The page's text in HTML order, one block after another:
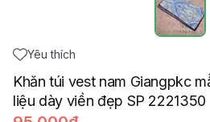
Yêu thích
Khăn túi vest nam Giangpkc
liệu dày viền đẹp SP 2221350